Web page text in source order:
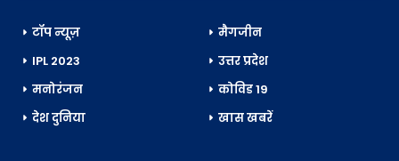
टॉप न्यूज़
मैगजीन
IPL 2023
उत्तर प्रदेश
मनोरंजन
कोविड 19
देश दुनिया
खास खबरें